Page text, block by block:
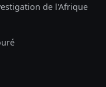
de l'Afrique